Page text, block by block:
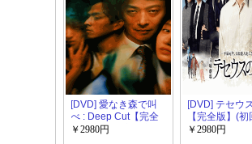
[DVD] 愛なき森で叫
べ : Deep Cut【完全
版】(初回生産限定版)
￥2980円
[DVD] テセウ
【完全版】(
限定版)
￥2980円